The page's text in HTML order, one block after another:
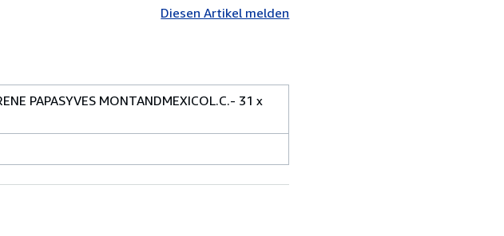
Diesen Artikel melden
PAPASYVES MONTANDMEXICOL.C.- 31 x